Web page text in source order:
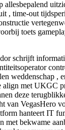
, time-out
toets
schrijft
weddenschap ,
align met UKGC
deze
VegasHero
hanteert IT
bekwame